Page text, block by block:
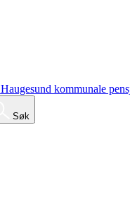
Haugesund kommunale
Søk